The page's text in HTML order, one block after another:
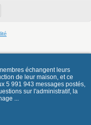
échangent leurs
de leur maison, et ce
5 991 943 messages postés,
sur l'administratif, la
...